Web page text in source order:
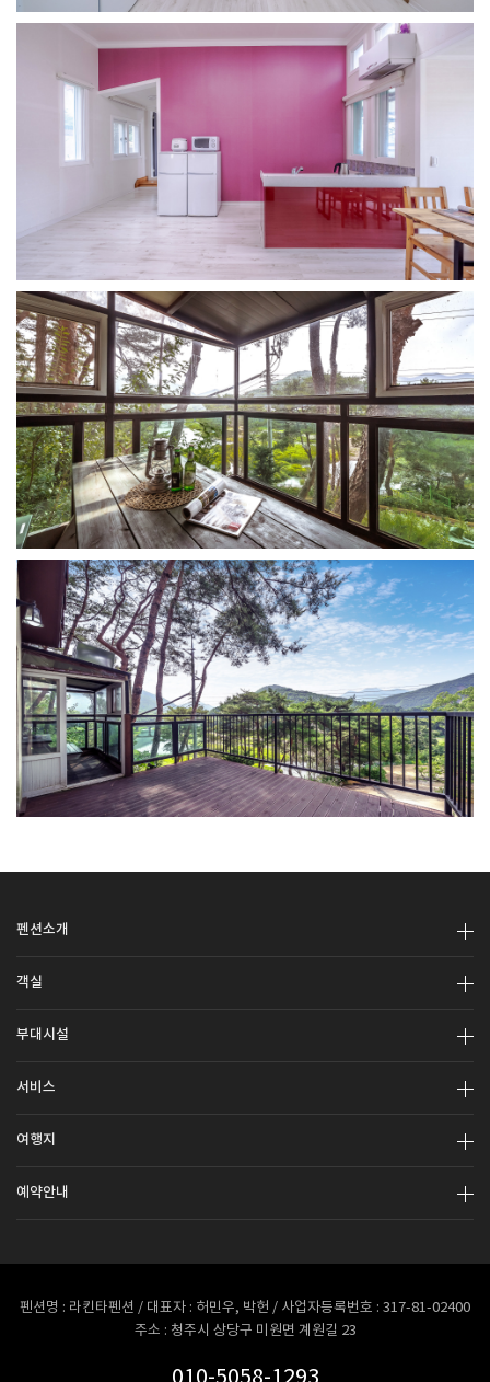
펜션소개
객실
부대시설
서비스
여행지
예약안내
펜션명 : 라킨타펜션 / 대표자 : 허민우, 박헌 / 사업자등록번호 : 317-81-02400
주소 : 청주시 상당구 미원면 계원길 23